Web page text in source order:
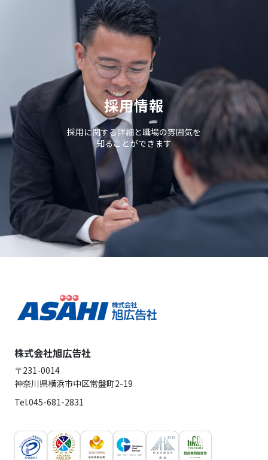
採用情報
採用に関する詳細と職場の雰囲気を
知ることができます
株式会社旭広告社
〒231-0014
神奈川県横浜市中区常盤町2-19
Tel.045-681-2831